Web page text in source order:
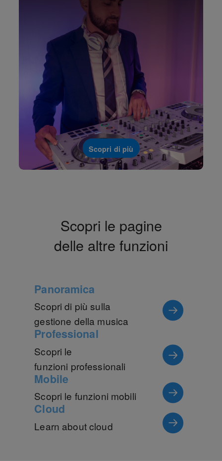
Scopri di più
Scopri le pagine
delle altre funzioni
Panoramica
Scopri di più sulla
gestione della musica
Professional
Scopri le
funzioni professionali
Mobile
Scopri le funzioni mobili
Cloud
Learn about cloud